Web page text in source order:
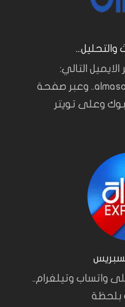
والتحليل...
التالي:
almasalahsources@gmail.com.. وعبر صفحة
وعلى تويتر
واتساب وتيلغرام..
بلحظة